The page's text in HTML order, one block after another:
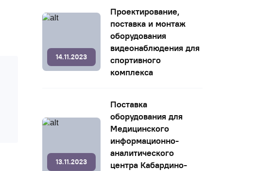
14.11.2023
Проектирование,
поставка и монтаж
оборудования
видеонаблюдения для
спортивного
комплекса
13.11.2023
Поставка
оборудования для
Медицинского
информационно-
аналитического
центра Кабардино-